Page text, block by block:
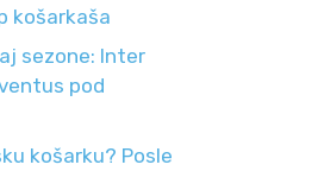
košarkaša
sezone: Inter
pod
košarku? Posle